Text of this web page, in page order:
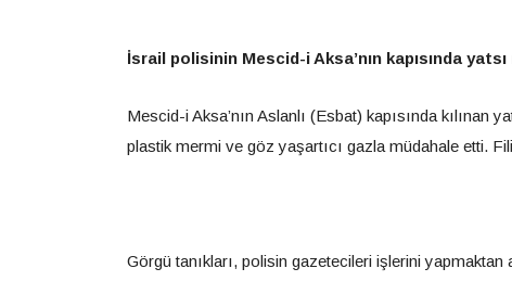
İsrail polisinin Mescid-i Aksa’nın kapısında
Mescid-i Aksa’nın Aslanlı (Esbat) kapısında kılınan
plastik mermi ve göz yaşartıcı gazla müdahale etti.
Görgü tanıkları, polisin gazetecileri işlerini